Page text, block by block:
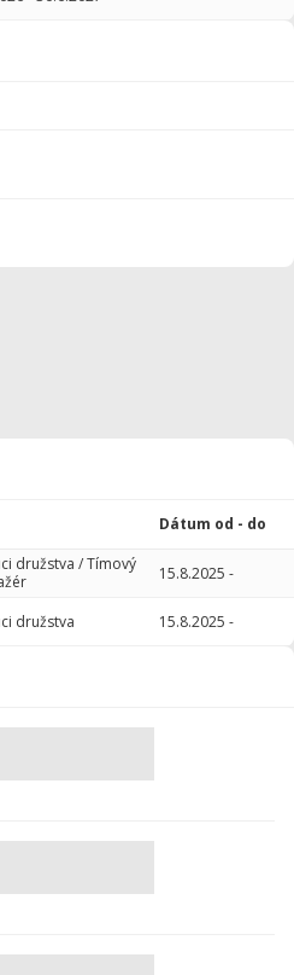
Dátum od - do
družstva / Tímový
15.8.2025 -
družstva 15.8.2025 -